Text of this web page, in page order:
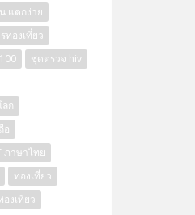
แตกง่าย
ท่องเที่ยว
ชุดตรวจ hiv
ก
อ
ภาษาไทย
ท่องเที่ยว
งเที่ยว